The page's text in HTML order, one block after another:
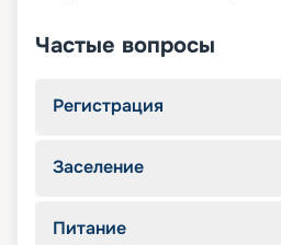
Частые вопросы
Регистрация
Заселение
Питание